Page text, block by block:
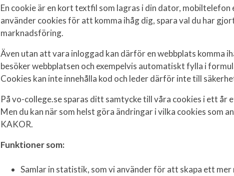
En cookie är en kort textfil som lagras i din dator, mobiltelefon
använder cookies för att komma ihåg dig, spara val du har
marknadsföring.
Även utan att vara inloggad kan därför en webbplats komma
besöker webbplatsen och exempelvis automatiskt fylla i
Cookies kan inte innehålla kod och leder därför inte till
På vo-college.se sparas ditt samtycke till våra cookies i ett
Men du kan när som helst göra ändringar i vilka cookies som
KAKOR.
Funktioner som:
Samlar in statistik, som vi använder för att skapa ett